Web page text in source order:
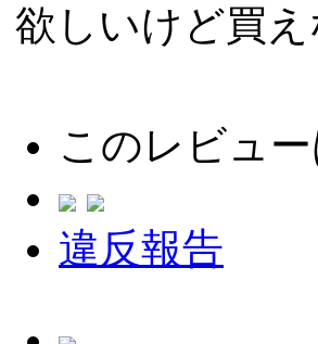
欲しいけど買
このレビュ
違反報告